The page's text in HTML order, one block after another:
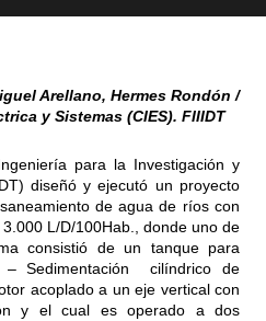
Arellano, Hermes Rondón /
y Sistemas (CIES). FIIIDT
para la Investigación y
diseñó y ejecutó un proyecto
de agua de ríos con
L/D/100Hab., donde uno de
consistió de un tanque para
– Sedimentación cilíndrico de
acoplado a un eje vertical con
y el cual es operado a dos